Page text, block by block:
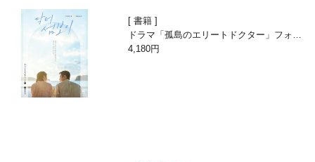
書籍
ドラマ「孤島のエリートドクター」フォト
エッセイ
4,180円